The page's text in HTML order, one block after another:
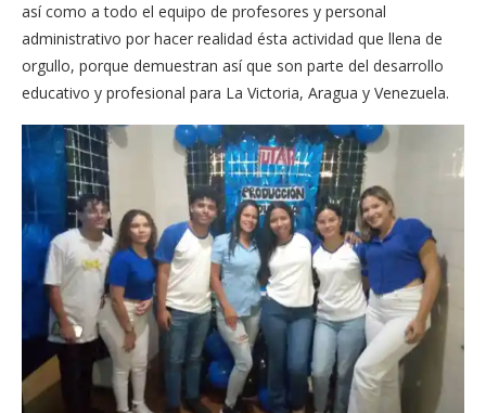
así como a todo el equipo de profesores y personal
administrativo por hacer realidad ésta actividad que llena de
orgullo, porque demuestran así que son parte del desarrollo
educativo y profesional para La Victoria, Aragua y Venezuela.